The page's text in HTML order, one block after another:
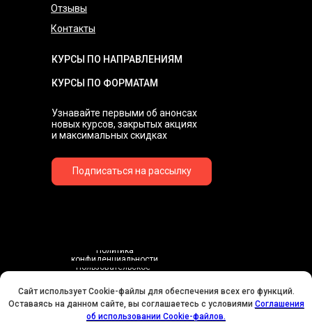
Узнавайте первыми об анонсах
новых курсов, закрытых акциях
и максимальных скидках
Договор-оферта
Согласие на обработку персональных данных
Соглашения об использовании Cookie-файлов
Политика
конфиденциальности
Пользовательское
КУРСЫ ПО НАПРАВЛЕНИЯМ
КУРСЫ ПО ФОРМАТАМ
Отзывы
Контакты
Подписаться на рассылку
У НАС ДЕНЬ РОЖДЕНИЯ! ВСЕМ СКИДКИ НА ОБУЧЕНИЕ!
Сайт использует Cookie-файлы для обеспечения всех его функций.
Оставаясь на данном сайте, вы соглашаетесь с условиями Соглашения
об использовании Cookie-файлов.